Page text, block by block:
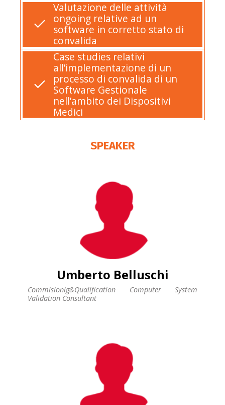
Valutazione delle attività
ongoing relative ad un
software in corretto stato di
convalida
Case studies relativi
all’implementazione di un
processo di convalida di un
Software Gestionale
nell’ambito dei Dispositivi
Medici
SPEAKER
Umberto Belluschi
Commisionig&Qualification Computer System
Validation Consultant